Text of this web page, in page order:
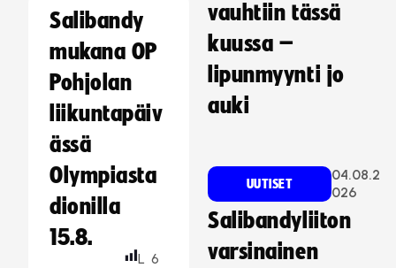
Salibandy
mukana OP
Pohjolan
liikuntapäiv
ässä
Olympiasta
dionilla
15.8.
L 6
vauhtiin tässä
kuussa –
lipunmyynti jo
auki
UUTISET
04.08.2
026
Salibandyliiton
varsinainen